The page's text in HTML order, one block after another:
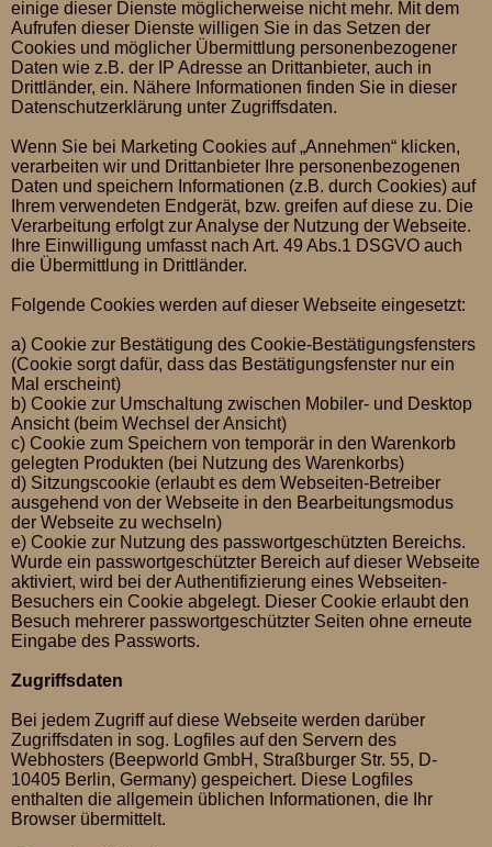
einige dieser Dienste möglicherweise nicht mehr. Mit dem
Aufrufen dieser Dienste willigen Sie in das Setzen der
Cookies und möglicher Übermittlung personenbezogener
Daten wie z.B. der IP Adresse an Drittanbieter, auch in
Drittländer, ein. Nähere Informationen finden Sie in dieser
Datenschutzerklärung unter Zugriffsdaten.
Wenn Sie bei Marketing Cookies auf „Annehmen“ klicken,
verarbeiten wir und Drittanbieter Ihre personenbezogenen
Daten und speichern Informationen (z.B. durch Cookies) auf
Ihrem verwendeten Endgerät, bzw. greifen auf diese zu. Die
Verarbeitung erfolgt zur Analyse der Nutzung der Webseite.
Ihre Einwilligung umfasst nach Art. 49 Abs.1 DSGVO auch
die Übermittlung in Drittländer.
Folgende Cookies werden auf dieser Webseite eingesetzt:
a) Cookie zur Bestätigung des Cookie-Bestätigungsfensters
(Cookie sorgt dafür, dass das Bestätigungsfenster nur ein
Mal erscheint)
b) Cookie zur Umschaltung zwischen Mobiler- und Desktop
Ansicht (beim Wechsel der Ansicht)
c) Cookie zum Speichern von temporär in den Warenkorb
gelegten Produkten (bei Nutzung des Warenkorbs)
d) Sitzungscookie (erlaubt es dem Webseiten-Betreiber
ausgehend von der Webseite in den Bearbeitungsmodus
der Webseite zu wechseln)
e) Cookie zur Nutzung des passwortgeschützten Bereichs.
Wurde ein passwortgeschützter Bereich auf dieser Webseite
aktiviert, wird bei der Authentifizierung eines Webseiten-
Besuchers ein Cookie abgelegt. Dieser Cookie erlaubt den
Besuch mehrerer passwortgeschützter Seiten ohne erneute
Eingabe des Passworts.
Zugriffsdaten
Bei jedem Zugriff auf diese Webseite werden darüber
Zugriffsdaten in sog. Logfiles auf den Servern des
Webhosters (Beepworld GmbH, Straßburger Str. 55, D-
10405 Berlin, Germany) gespeichert. Diese Logfiles
enthalten die allgemein üblichen Informationen, die Ihr
Browser übermittelt.